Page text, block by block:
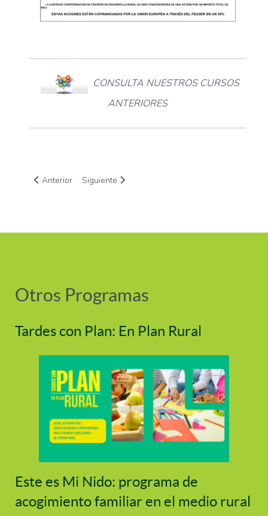
CONSULTA NUESTROS CURSOS
ANTERIORES
Artículo anterior: Programa estatal FSE+ de inclusión
Anterior Artículo siguiente: Investigación sociológica de
Siguiente
Otros Programas
Tardes con Plan: En Plan Rural
Este es Mi Nido: programa de
acogimiento familiar en el medio rural